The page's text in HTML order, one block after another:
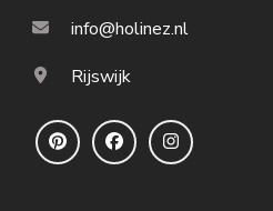
info@holinez.nl
Rijswijk